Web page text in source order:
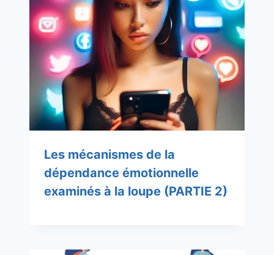
Les mécanismes de la
dépendance émotionnelle
examinés à la loupe (PARTIE 2)